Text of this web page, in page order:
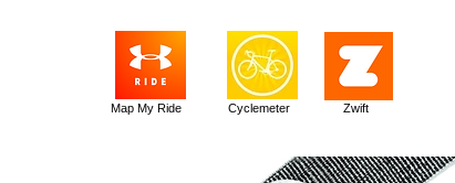
Map My Ride Cyclemeter Zwift